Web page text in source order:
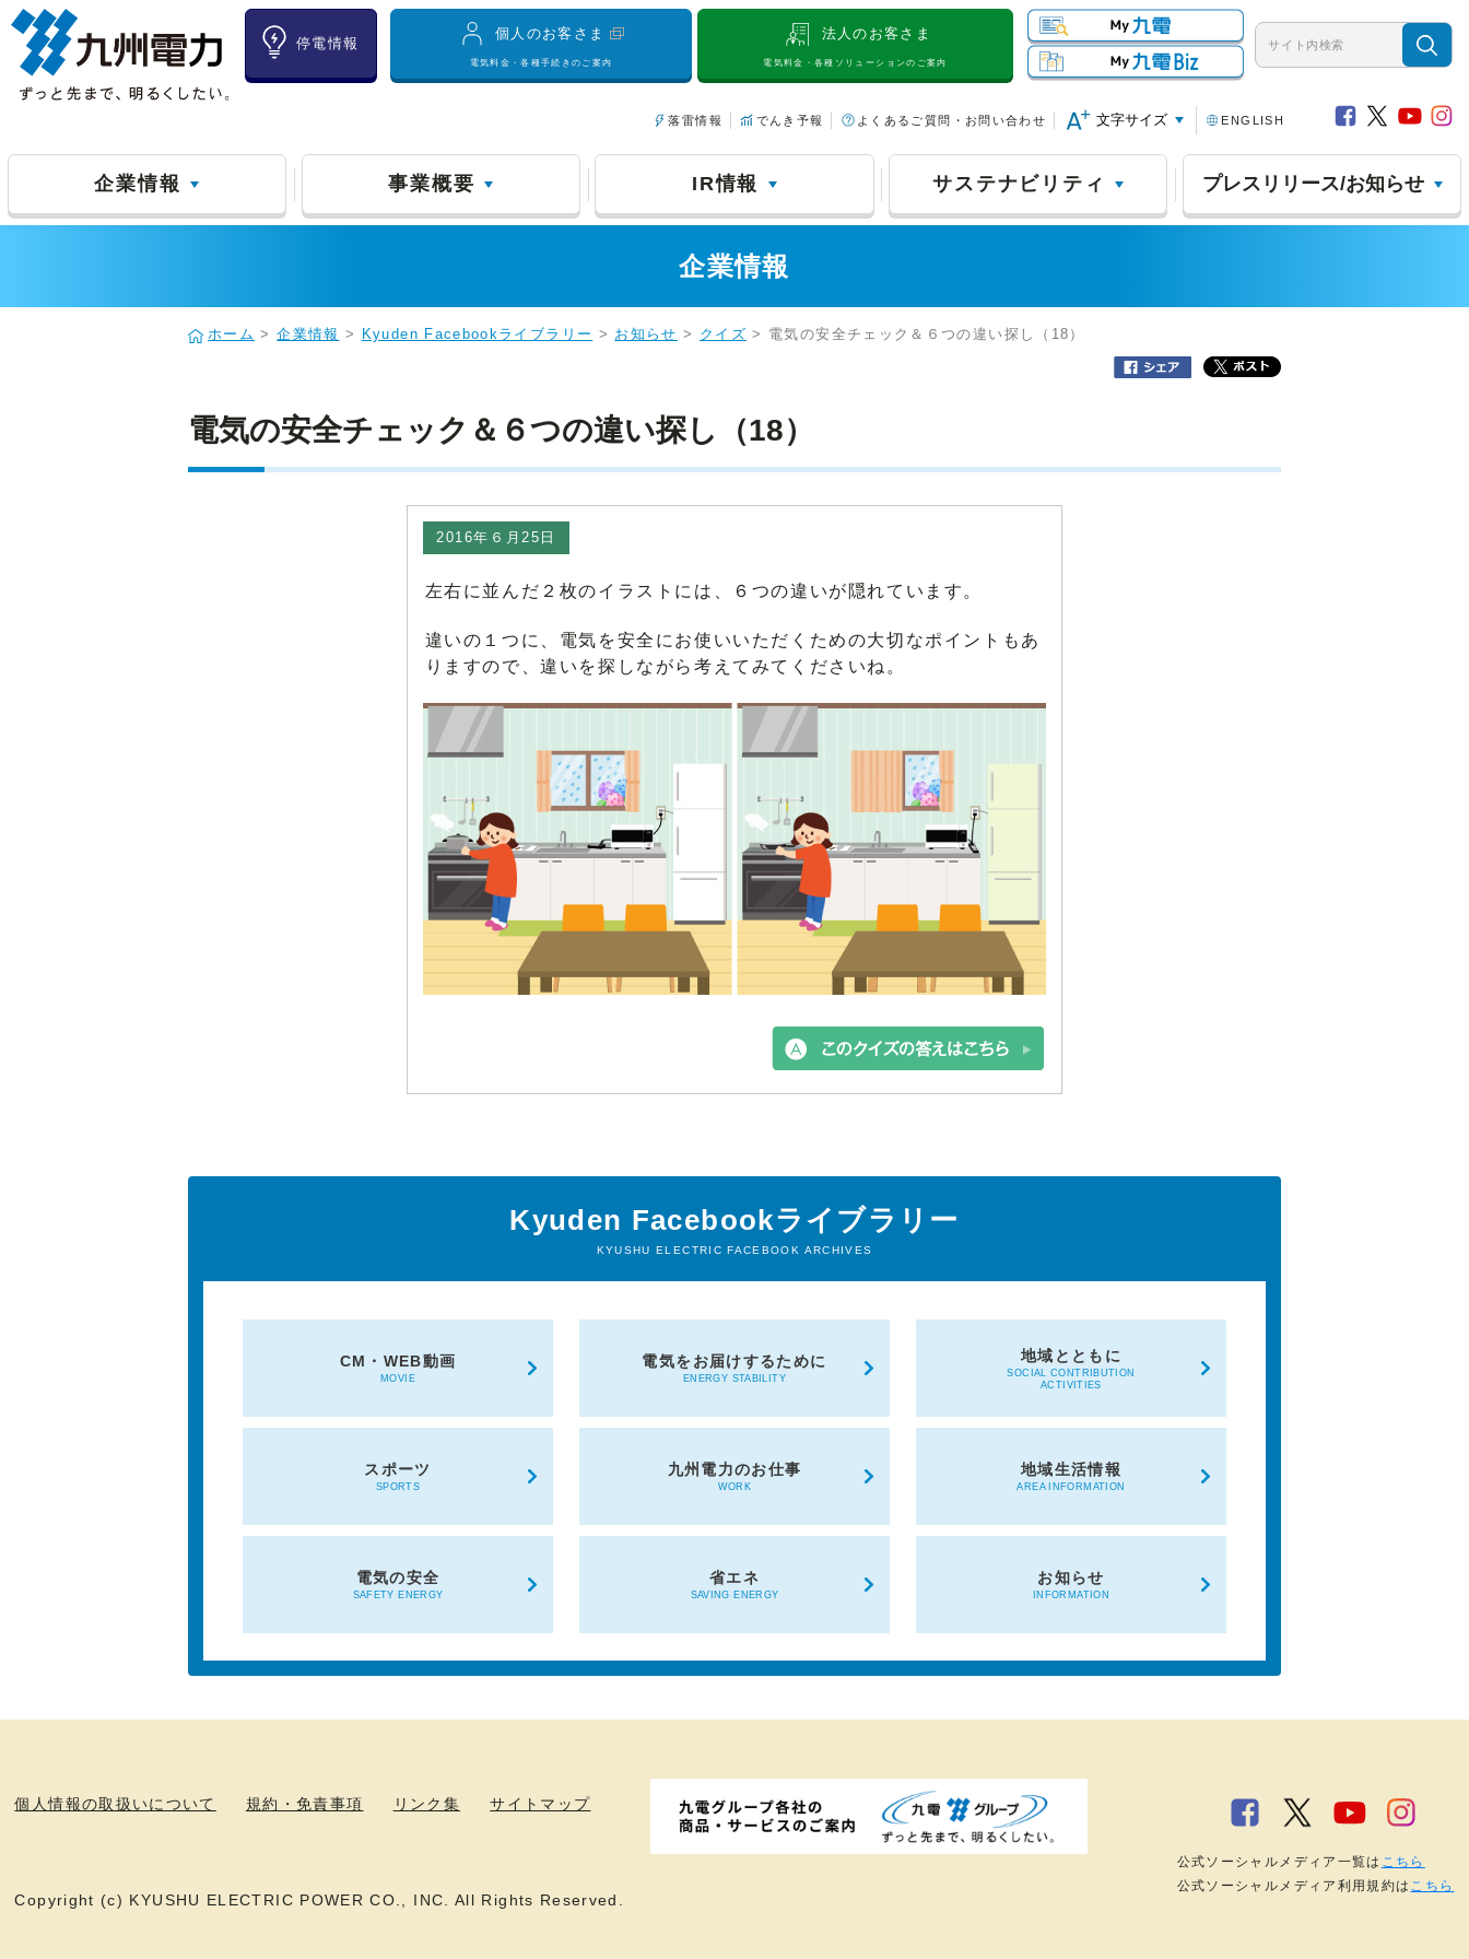
停電情報
個人のお客さま
電気料金・各種手続きのご案内
法人のお客さま
電気料金・各種ソリューションのご案内
落雷情報 でんき予報 よくあるご質問・お問い合わせ 文字サイズ ENGLISH
企業情報 事業概要 IR情報 サステナビリティ プレスリリース/お知らせ
企業情報
ホーム >企業情報 > Kyuden Facebookライブラリー > お知らせ > クイズ > 電気の安全チェック＆６つの違い探し（18）
電気の安全チェック＆６つの違い探し（18）
2016年６月25日
左右に並んだ２枚のイラストには、６つの違いが隠れています。
違いの１つに、電気を安全にお使いいただくための大切なポイントもあ
りますので、違いを探しながら考えてみてくださいね。
Kyuden Facebookライブラリー
KYUSHU ELECTRIC FACEBOOK ARCHIVES
CM・WEB動画
MOVIE
電気をお届けするために
ENERGY STABILITY
地域とともに
SOCIAL CONTRIBUTION
ACTIVITIES
スポーツ
SPORTS
九州電力のお仕事
WORK
地域生活情報
AREA INFORMATION
電気の安全
SAFETY ENERGY
省エネ
SAVING ENERGY
お知らせ
INFORMATION
個人情報の取扱いについて 規約・免責事項 リンク集 サイトマップ
Copyright (c) KYUSHU ELECTRIC POWER CO., INC. All Rights Reserved.
公式ソーシャルメディア一覧は こちら
公式ソーシャルメディア利用規約は こちら